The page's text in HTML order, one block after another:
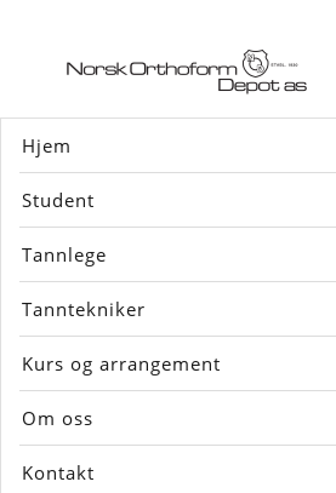
Hjem
Student
Tannlege
Tanntekniker
Kurs og arrangement
Om oss
Kontakt
SMILE LINE
SMILE LITE